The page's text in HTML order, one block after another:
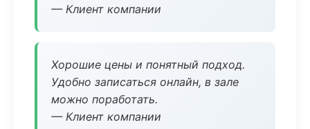
— Клиент компании
Хорошие цены и понятный подход.
Удобно записаться онлайн, в зале
можно поработать.
— Клиент компании